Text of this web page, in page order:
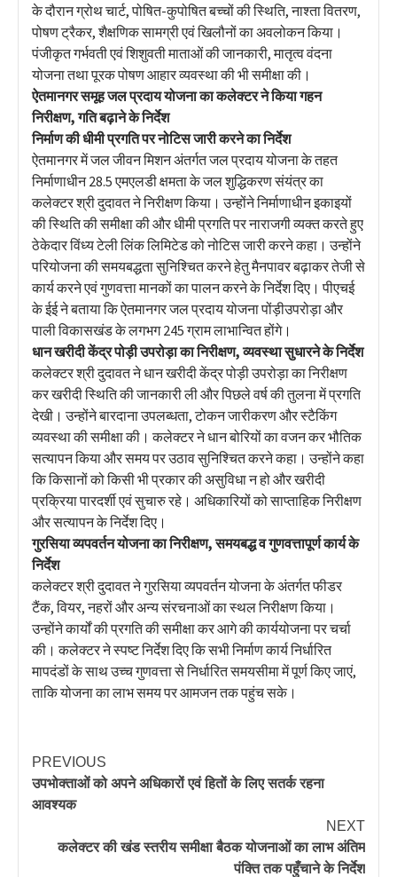
के दौरान ग्रोथ चार्ट, पोषित-कुपोषित बच्चों की स्थिति, नाश्ता वितरण,
पोषण ट्रैकर, शैक्षणिक सामग्री एवं खिलौनों का अवलोकन किया।
पंजीकृत गर्भवती एवं शिशुवती माताओं की जानकारी, मातृत्व वंदना
योजना तथा पूरक पोषण आहार व्यवस्था की भी समीक्षा की।
ऐतमानगर समूह जल प्रदाय योजना का कलेक्टर ने किया गहन
निरीक्षण, गति बढ़ाने के निर्देश
निर्माण की धीमी प्रगति पर नोटिस जारी करने का निर्देश
ऐतमानगर में जल जीवन मिशन अंतर्गत जल प्रदाय योजना के तहत
निर्माणाधीन 28.5 एमएलडी क्षमता के जल शुद्धिकरण संयंत्र का
कलेक्टर श्री दुदावत ने निरीक्षण किया। उन्होंने निर्माणाधीन इकाइयों
की स्थिति की समीक्षा की और धीमी प्रगति पर नाराजगी व्यक्त करते हुए
ठेकेदार विंध्य टेली लिंक लिमिटेड को नोटिस जारी करने कहा। उन्होंने
परियोजना की समयबद्धता सुनिश्चित करने हेतु मैनपावर बढ़ाकर तेजी से
कार्य करने एवं गुणवत्ता मानकों का पालन करने के निर्देश दिए। पीएचई
के ईई ने बताया कि ऐतमानगर जल प्रदाय योजना पोंड़ीउपरोड़ा और
पाली विकासखंड के लगभग 245 ग्राम लाभान्वित होंगे।
धान खरीदी केंद्र पोड़ी उपरोड़ा का निरीक्षण, व्यवस्था सुधारने के निर्देश
कलेक्टर श्री दुदावत ने धान खरीदी केंद्र पोड़ी उपरोड़ा का निरीक्षण
कर खरीदी स्थिति की जानकारी ली और पिछले वर्ष की तुलना में प्रगति
देखी। उन्होंने बारदाना उपलब्धता, टोकन जारीकरण और स्टैकिंग
व्यवस्था की समीक्षा की। कलेक्टर ने धान बोरियों का वजन कर भौतिक
सत्यापन किया और समय पर उठाव सुनिश्चित करने कहा। उन्होंने कहा
कि किसानों को किसी भी प्रकार की असुविधा न हो और खरीदी
प्रक्रिया पारदर्शी एवं सुचारु रहे। अधिकारियों को साप्ताहिक निरीक्षण
और सत्यापन के निर्देश दिए।
गुरसिया व्यपवर्तन योजना का निरीक्षण, समयबद्ध व गुणवत्तापूर्ण कार्य के
निर्देश
कलेक्टर श्री दुदावत ने गुरसिया व्यपवर्तन योजना के अंतर्गत फीडर
टैंक, वियर, नहरों और अन्य संरचनाओं का स्थल निरीक्षण किया।
उन्होंने कार्यों की प्रगति की समीक्षा कर आगे की कार्ययोजना पर चर्चा
की। कलेक्टर ने स्पष्ट निर्देश दिए कि सभी निर्माण कार्य निर्धारित
मापदंडों के साथ उच्च गुणवत्ता से निर्धारित समयसीमा में पूर्ण किए जाएं,
ताकि योजना का लाभ समय पर आमजन तक पहुंच सके।
PREVIOUS
उपभोक्ताओं को अपने अधिकारों एवं हितों के लिए सतर्क रहना
आवश्यक
NEXT
कलेक्टर की खंड स्तरीय समीक्षा बैठक योजनाओं का लाभ अंतिम
पंक्ति तक पहुँचाने के निर्देश